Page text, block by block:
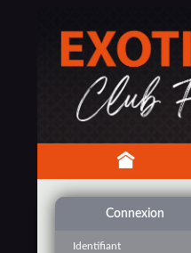
Connexion
Identifiant